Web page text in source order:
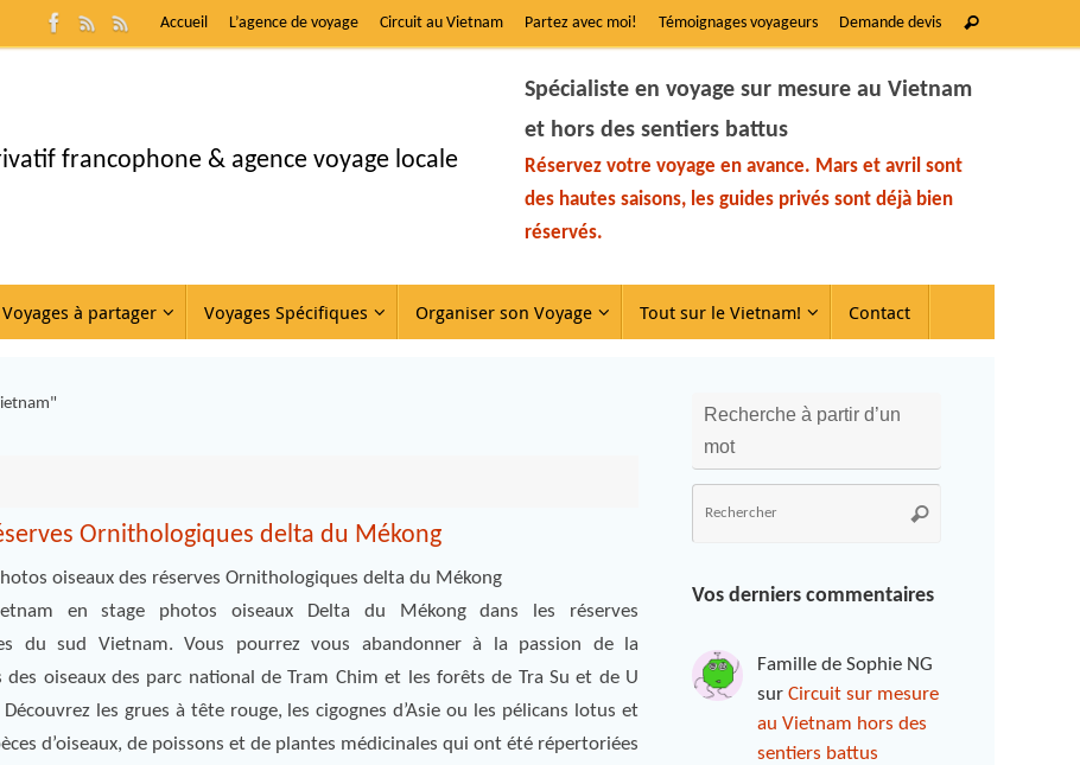
Accueil L’agence de voyage Circuit au Vietnam Partez avec moi! Témoignages voyageurs Demande devis
francophone & agence voyage locale
Spécialiste en voyage sur mesure au Vietnam
et hors des sentiers battus
Réservez votre voyage en avance. Mars et avril sont
des hautes saisons, les guides privés sont déjà bien
réservés.
Voyages à partager Voyages Spécifiques Organiser son Voyage Tout sur le Vietnam! Contact
Ornithologiques delta du Mékong
oiseaux des réserves Ornithologiques delta du Mékong
en stage photos oiseaux Delta du Mékong dans les réserves
du sud Vietnam. Vous pourrez vous abandonner à la passion de la
des oiseaux des parc national de Tram Chim et les forêts de Tra Su et de U
les grues à tête rouge, les cigognes d’Asie ou les pélicans lotus et
d’oiseaux, de poissons et de plantes médicinales qui ont été répertoriées
Recherche à partir d’un
mot
Vos derniers commentaires
Famille de Sophie NG
surCircuit sur mesure
au Vietnam hors des
sentiers battus